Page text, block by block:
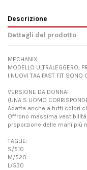
Descrizione
Dettagli del prodotto
MECHANIX
MODELLO ULTRALEGGERO,
I NUOVI TAA FAST FIT SONO
VERSIONE DA DONNA!
(UNA S UOMO
Adatta anche a tutti colori
Offrono massima
proporzione delle mani più
TAGLIE:
S/510
M/520
L/530